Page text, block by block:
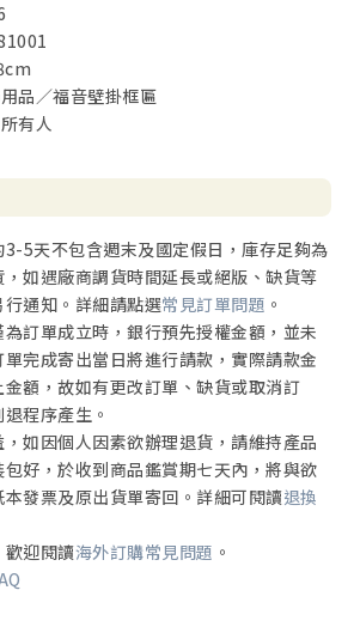
品／福音壁掛框匾
有人
5天不包含週末及國定假日，庫存足夠為
如遇廠商調貨時間延長或絕版、缺貨等
通知。詳細請點選常見訂單問題 。
訂單成立時，銀行預先授權金額，並未
完成寄出當日將進行請款，實際請款金
額，故如有更改訂單、缺貨或取消訂
程序產生。
如因個人因素欲辦理退貨，請維持產品
好，於收到商品鑑賞期七天內，將與欲
發票及原出貨單寄回。詳細可閱讀退換
迎閱讀海外訂購常見問題 。